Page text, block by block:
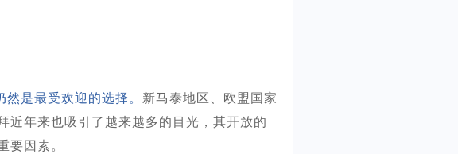
是最受欢迎的选择。 新马泰地区、欧盟国家
近年来也吸引了越来越多的目光，其开放的
要因素。